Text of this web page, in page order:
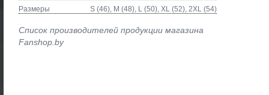
Размеры
S (46), M (48), L (50), XL (52), 2XL (54)
Список производителей продукции магазина
Fanshop.by